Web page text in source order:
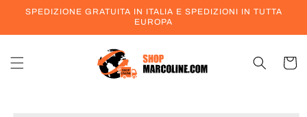
direttamente
SPEDIZIONE GRATUITA IN ITALIA E SPEDIZIONI IN TUTTA
EUROPA
Carrello